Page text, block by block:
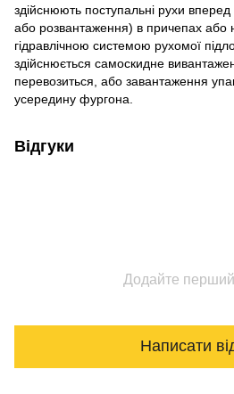
здійснюють поступальні рухи
або розвантаження) в причепах або
гідравлічною системою рухомої
здійснюється самоскидне
перевозиться, або завантаження
усередину фургона.
Відгуки
Додайте перший
Написати